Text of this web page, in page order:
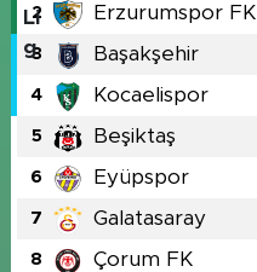
2 Erzurumspor FK
3 Başakşehir
4 Kocaelispor
5 Beşiktaş
6 Eyüpspor
7 Galatasaray
8 Çorum FK